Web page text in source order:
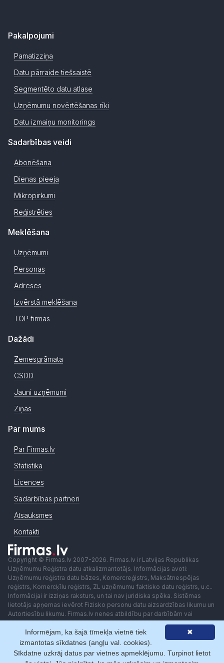
Pakalpojumi
Pamatizziņa
Datu pārraide tiešsaistē
Segmentēto datu atlase
Uzņēmumu novērtēšanas rīki
Datu izmaiņu monitorings
Sadarbības veidi
Abonēšana
Dienas pieeja
Mikropirkumi
Reģistrēties
Meklēšana
Uzņēmumi
Personas
Adreses
Izvērstā meklēšana
TOP firmas
Dažādi
Zemesgrāmata
CSDD
Jauni uzņēmumi
Ziņas
Par mums
Par Firmas.lv
Statistika
Licences
Sadarbības partneri
Atsauksmes
Kontakti
Copyright © Firmas.lv 2007-2026. Firmas.lv ir Latvijas Republikas
Uzņēmumu Reģistra datu atkalizmantotājs. Informācijas avoti:
Uzņēmumu reģistra datu bāzes, Komercreģistrs, Maksātnespējas
reģistrs, Komercķīlu reģistrs, ZL uzņēmumu faktisko datu reģistrs, u.c..
Informācijai ir izziņas raksturs, un tai nav juridiska spēka. Sistēmas
lietotājs apņemas ievērot Fizisko personu datu aizsardzības likumu un
Autortiesību likumu. Firmas.lv nenes atbildību par darbībām vai
lēmumiem, kas balstīti uz saņemto pakalpojumu. Lietotājam aizliegts
izmantot jebkādas automatizētas sistēmas vai iekārtas (robotus)
piekļuvei sistēmai bez rakstiskas saskaņošanas ar Firmas.lv. Galvenā
redaktore: Ingūna Pempere.
Lietošanas noteikumi
Privātuma politika Norēķini ar
✖
Informējam, ka šajā tīmekļa vietnē tiek
izmantotas sīkdatnes (angļu val. cookies).
Sīkdatne uzkrāj datus par vietnes apmeklējumu. Turpinot lietot